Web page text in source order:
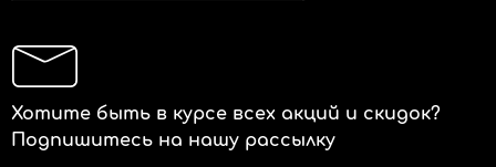
Хотите быть в курсе всех акций и скидок?
Подпишитесь на нашу рассылку